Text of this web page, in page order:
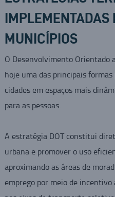
IMPLEMENTADAS
MUNICÍPIOS
O Desenvolvimento Orientado
hoje uma das principais
cidades em espaços mais
para as pessoas.
A estratégia DOT constitui
urbana e promover o uso
aproximando as áreas de
emprego por meio de